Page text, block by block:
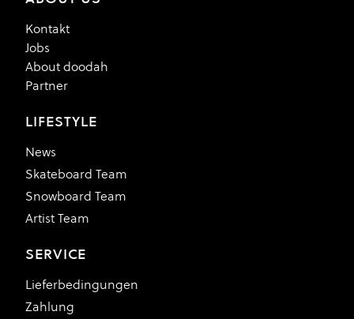
Kontakt
Jobs
About doodah
Partner
LIFESTYLE
News
Skateboard Team
Snowboard Team
Artist Team
SERVICE
Lieferbedingungen
Zahlung